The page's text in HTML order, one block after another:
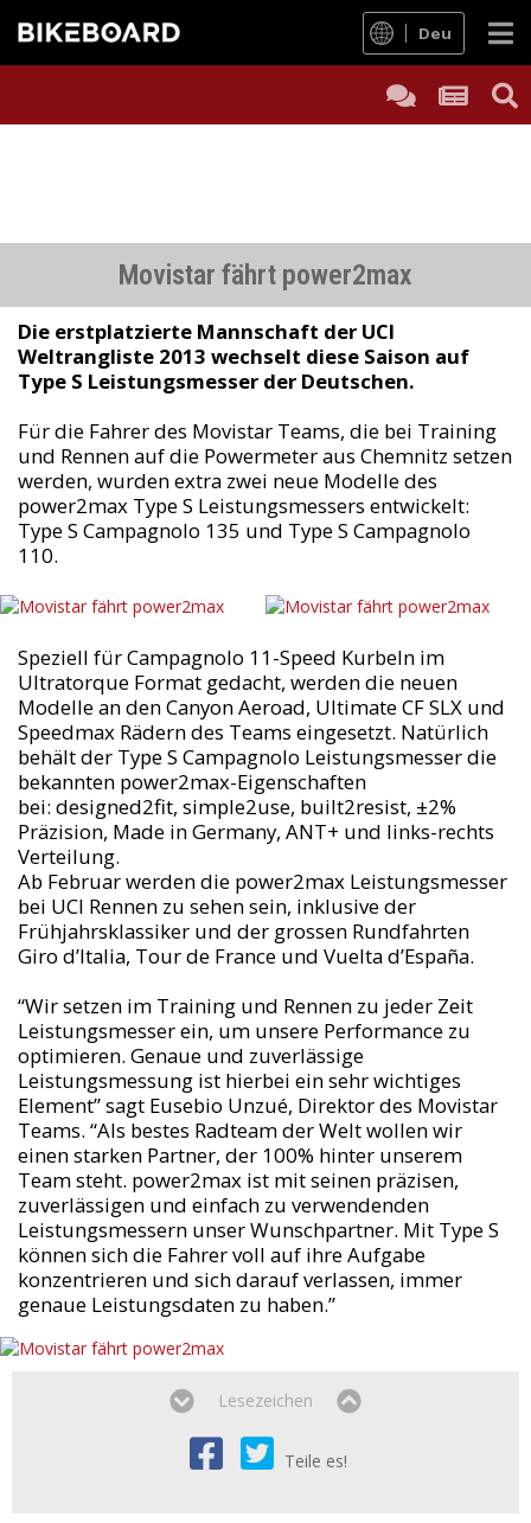
Deu
Movistar fährt power2max
Die erstplatzierte Mannschaft der UCI
Weltrangliste 2013 wechselt diese Saison auf
Type S Leistungsmesser der Deutschen.
Für die Fahrer des Movistar Teams, die bei Training
und Rennen auf die Powermeter aus Chemnitz setzen
werden, wurden extra zwei neue Modelle des
power2max Type S Leistungsmessers entwickelt:
Type S Campagnolo 135 und Type S Campagnolo
110.
Speziell für Campagnolo 11-Speed Kurbeln im
Ultratorque Format gedacht, werden die neuen
Modelle an den Canyon Aeroad, Ultimate CF SLX und
Speedmax Rädern des Teams eingesetzt. Natürlich
behält der Type S Campagnolo Leistungsmesser die
bekannten power2max-Eigenschaften
bei: designed2fit, simple2use, built2resist, ±2%
Präzision, Made in Germany, ANT+ und links-rechts
Verteilung.
Ab Februar werden die power2max Leistungsmesser
bei UCI Rennen zu sehen sein, inklusive der
Frühjahrsklassiker und der grossen Rundfahrten
Giro d’Italia, Tour de France und Vuelta d’España.
“Wir setzen im Training und Rennen zu jeder Zeit
Leistungsmesser ein, um unsere Performance zu
optimieren. Genaue und zuverlässige
Leistungsmessung ist hierbei ein sehr wichtiges
Element” sagt Eusebio Unzué, Direktor des Movistar
Teams. “Als bestes Radteam der Welt wollen wir
einen starken Partner, der 100% hinter unserem
Team steht. power2max ist mit seinen präzisen,
zuverlässigen und einfach zu verwendenden
Leistungsmessern unser Wunschpartner. Mit Type S
können sich die Fahrer voll auf ihre Aufgabe
konzentrieren und sich darauf verlassen, immer
genaue Leistungsdaten zu haben.”
Lesezeichen
Teile es!